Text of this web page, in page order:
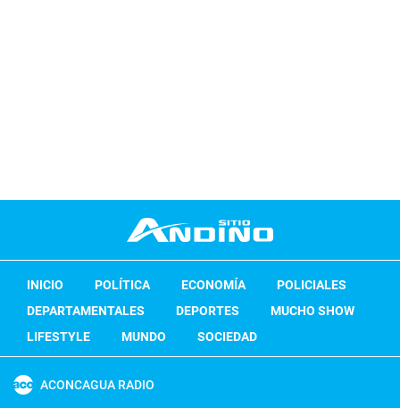
INICIO POLÍTICA ECONOMÍA
POLICIALES
DEPARTAMENTALES
DEPORTES
MUCHO SHOW
LIFESTYLE
MUNDO SOCIEDAD
ACONCAGUA RADIO